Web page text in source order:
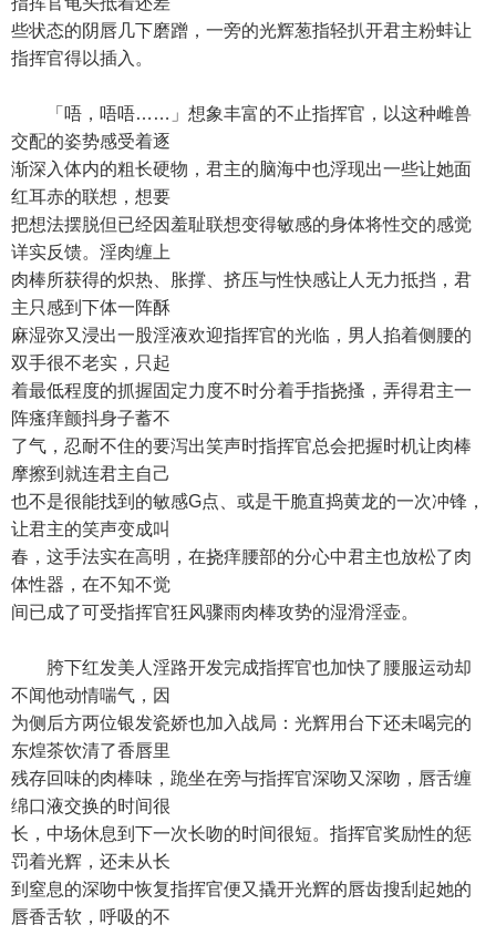
些状态的阴唇几下磨蹭，一旁的光辉葱指轻扒开君主粉蚌让
指挥官得以插入。
「唔，唔唔……」想象丰富的不止指挥官，以这种雌兽
交配的姿势感受着逐
渐深入体内的粗长硬物，君主的脑海中也浮现出一些让她面
红耳赤的联想，想要
把想法摆脱但已经因羞耻联想变得敏感的身体将性交的感觉
详实反馈。淫肉缠上
肉棒所获得的炽热、胀撑、挤压与性快感让人无力抵挡，君
主只感到下体一阵酥
麻湿弥又浸出一股淫液欢迎指挥官的光临，男人掐着侧腰的
双手很不老实，只起
着最低程度的抓握固定力度不时分着手指挠搔，弄得君主一
阵瘙痒颤抖身子蓄不
了气，忍耐不住的要泻出笑声时指挥官总会把握时机让肉棒
摩擦到就连君主自己
也不是很能找到的敏感G点、或是干脆直捣黄龙的一次冲锋，
让君主的笑声变成叫
春，这手法实在高明，在挠痒腰部的分心中君主也放松了肉
体性器，在不知不觉
间已成了可受指挥官狂风骤雨肉棒攻势的湿滑淫壶。
胯下红发美人淫路开发完成指挥官也加快了腰服运动却
不闻他动情喘气，因
为侧后方两位银发瓷娇也加入战局：光辉用台下还未喝完的
东煌茶饮清了香唇里
残存回味的肉棒味，跪坐在旁与指挥官深吻又深吻，唇舌缠
绵口液交换的时间很
长，中场休息到下一次长吻的时间很短。指挥官奖励性的惩
罚着光辉，还未从长
到窒息的深吻中恢复指挥官便又撬开光辉的唇齿搜刮起她的
唇香舌软，呼吸的不